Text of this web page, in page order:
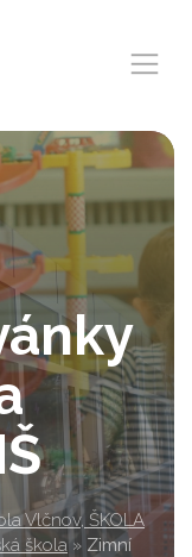
Vlčnov, ŠKOLA
škola » Zimní